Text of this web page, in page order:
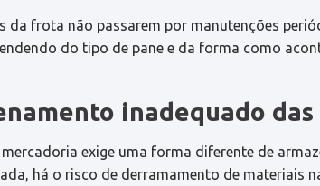
da frota não passarem por manutenções
do tipo de pane e da forma como
inadequado
exige uma forma diferente de
há o risco de derramamento de materiais